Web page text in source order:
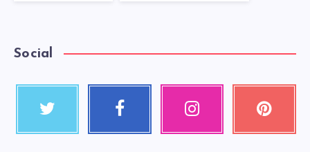
Social